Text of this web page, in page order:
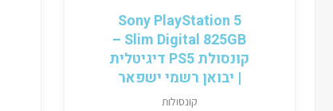
Sony PlayStation 5
Slim Digital 825GB –
קונסולת PS5 דיגיטלית
| יבואן רשמי ישפאר
קונסולות